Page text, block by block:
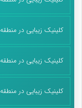
کلینیک زیبایی در منطقه 5
کلینیک زیبایی در منطقه 6
کلینیک زیبایی در منطقه 7